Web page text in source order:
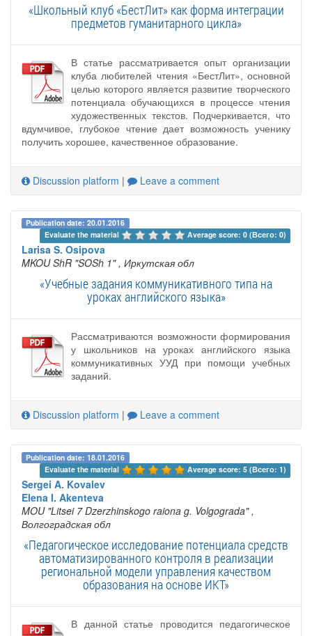
«Школьный клуб «БестЛит» как форма интеграции
предметов гуманитарного цикла»
В статье рассматривается опыт организации
клуба любителей чтения «БестЛит», основной
целью которого является развитие творческого
потенциала обучающихся в процессе чтения
художественных текстов. Подчеркивается, что
вдумчивое, глубокое чтение дает возможность ученику
получить хорошее, качественное образование.
Discussion platform | Leave a comment
Publication date: 20.01.2016
Evaluate the material
Average score: 0 (Всего: 0)
Larisa S. Osipova
MKOU ShR "SOSh 1" , Иркутская обл
«Учебные задания коммуникативного типа на
уроках английского языка»
Рассматриваются возможности формирования
у школьников на уроках английского языка
коммуникативных УУД при помощи учебных
заданий.
Discussion platform | Leave a comment
Publication date: 18.01.2016
Evaluate the material
Average score: 5 (Всего: 1)
Sergei A. Kovalev
Elena I. Akenteva
MOU "Litsei 7 Dzerzhinskogo raiona g. Volgograda" ,
Волгоградская обл
«Педагогическое исследование потенциала средств
автоматизированного контроля в реализации
региональной модели управления качеством
образования на основе ИКТ»
В данной статье проводится педагогическое